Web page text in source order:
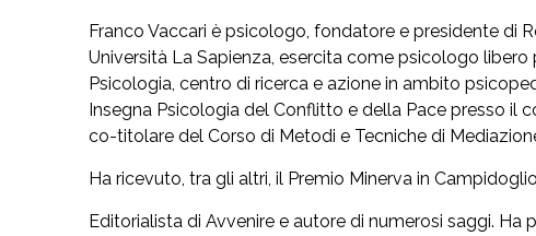
Franco Vaccari è psicologo, fondatore e presidente di
Università La Sapienza, esercita come psicologo
Psicologia, centro di ricerca e azione in ambito
Insegna Psicologia del Conflitto e della Pace presso il
co-titolare del Corso di Metodi e Tecniche di
Ha ricevuto, tra gli altri, il Premio Minerva in
Editorialista di Avvenire e autore di numerosi saggi. Ha